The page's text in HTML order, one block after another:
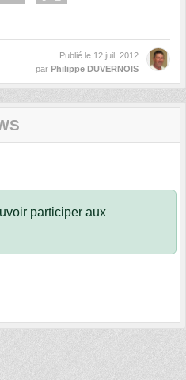
Publié le 12 juil. 2012
par Philippe DUVERNOIS
participer aux